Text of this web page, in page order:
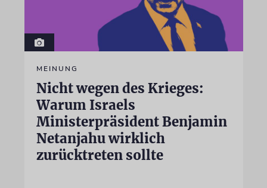
MEINUNG
Nicht wegen des Krieges:
Warum Israels
Ministerpräsident Benjamin
Netanjahu wirklich
zurücktreten sollte